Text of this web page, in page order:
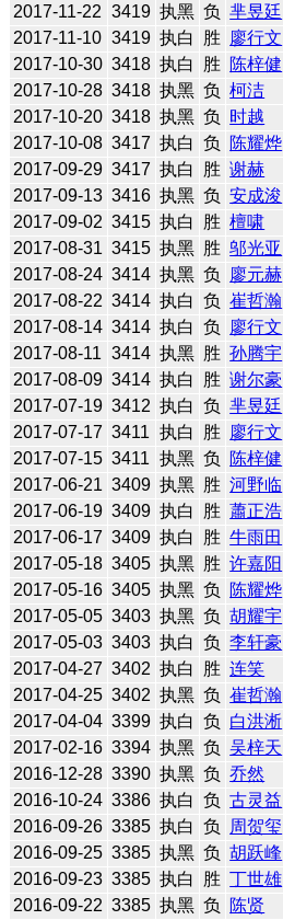
2017-11-22 3419 执黑 负 芈昱廷
2017-11-10 3419 执白 胜 廖行文
2017-10-30 3418 执白 胜 陈梓健
2017-10-28 3418 执黑 负 柯洁
2017-10-20 3418 执黑 负 时越
2017-10-08 3417 执白 负 陈耀烨
2017-09-29 3417 执白 胜 谢赫
2017-09-13 3416 执黑 负 安成浚
2017-09-02 3415 执白 胜 檀啸
2017-08-31 3415 执黑 胜 邬光亚
2017-08-24 3414 执黑 负 廖元赫
2017-08-22 3414 执白 负 崔哲瀚
2017-08-14 3414 执白 负 廖行文
2017-08-11 3414 执黑 胜 孙腾宇
2017-08-09 3414 执白 胜 谢尔豪
2017-07-19 3412 执白 负 芈昱廷
2017-07-17 3411 执白 胜 廖行文
2017-07-15 3411 执黑 负 陈梓健
2017-06-21 3409 执黑 胜 河野临
2017-06-19 3409 执白 胜 蕭正浩
2017-06-17 3409 执白 胜 牛雨田
2017-05-18 3405 执黑 胜 许嘉阳
2017-05-16 3405 执黑 负 陈耀烨
2017-05-05 3403 执黑 负 胡耀宇
2017-05-03 3403 执白 负 李轩豪
2017-04-27 3402 执白 胜 连笑
2017-04-25 3402 执黑 负 崔哲瀚
2017-04-04 3399 执白 负 白洪淅
2017-02-16 3394 执黑 负 吴梓天
2016-12-28 3390 执黑 负 乔然
2016-10-24 3386 执白 负 古灵益
2016-09-26 3385 执白 负 周贺玺
2016-09-25 3385 执黑 负 胡跃峰
2016-09-23 3385 执白 胜 丁世雄
2016-09-22 3385 执黑 负 陈贤